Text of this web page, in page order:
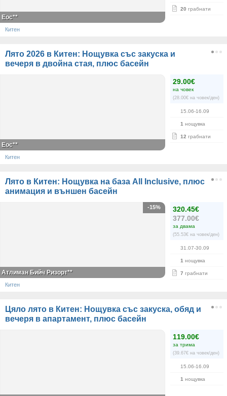
20 грабнати
Еос**
Китен
Лято 2026 в Китен: Нощувка със закуска и
вечеря в двойна стая, плюс басейн
29.00€
на човек
(28.00€ на човек/ден)
15.06-16.09
1 нощувка
12 грабнати
Еос**
Китен
Лято в Китен: Нощувка на база All Inclusive, плюс
анимация и външен басейн
320.45€
377.00€
за двама
(55.53€ на човек/ден)
31.07-30.09
1 нощувка
7 грабнати
-15%
Атлиман Бийч Ризорт**
Китен
Цяло лято в Китен: Нощувка със закуска, обяд и
вечеря в апартамент, плюс басейн
119.00€
за трима
(39.67€ на човек/ден)
15.06-16.09
1 нощувка